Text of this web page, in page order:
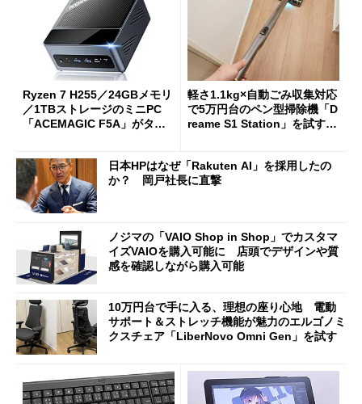
Ryzen 7 H255／24GBメモリ
／1TBストレージのミニPC
「ACEMAGIC F5A」がタイ
軽さ1.1kg×自動ごみ収集対応
で5万円台のペン型掃除機「D
reame S1 Station」を試す
日本HPはなぜ「Rakuten AI」を採用したの
か？ 岡戸社長に直撃
ノジマの「VAIO Shop in Shop」でカスタマ
イズVAIOを購入可能に 店頭でデザインや質
感を確認しながら購入可能
10万円台で手に入る、理想の座り心地 電動
サポート＆ストレッチ機能が魅力のエルゴノミ
クスチェア「LiberNovo Omni Gen」を試す